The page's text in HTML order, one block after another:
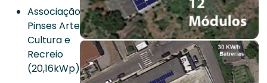
Associação
Pinses Arte
Cultura e
Recreio
(20,16kWp),